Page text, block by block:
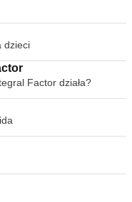
dzieci
Factor działa?